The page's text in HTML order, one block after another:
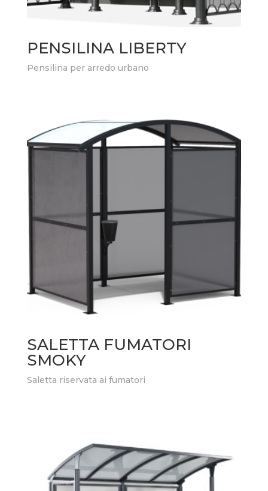
PENSILINA LIBERTY
Pensilina per arredo urbano
SALETTA FUMATORI
SMOKY
Saletta riservata ai fumatori